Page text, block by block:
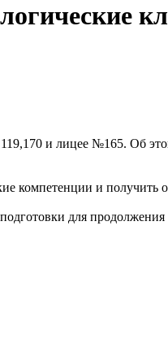
и лицее №165. Об
компетенции и получить
для